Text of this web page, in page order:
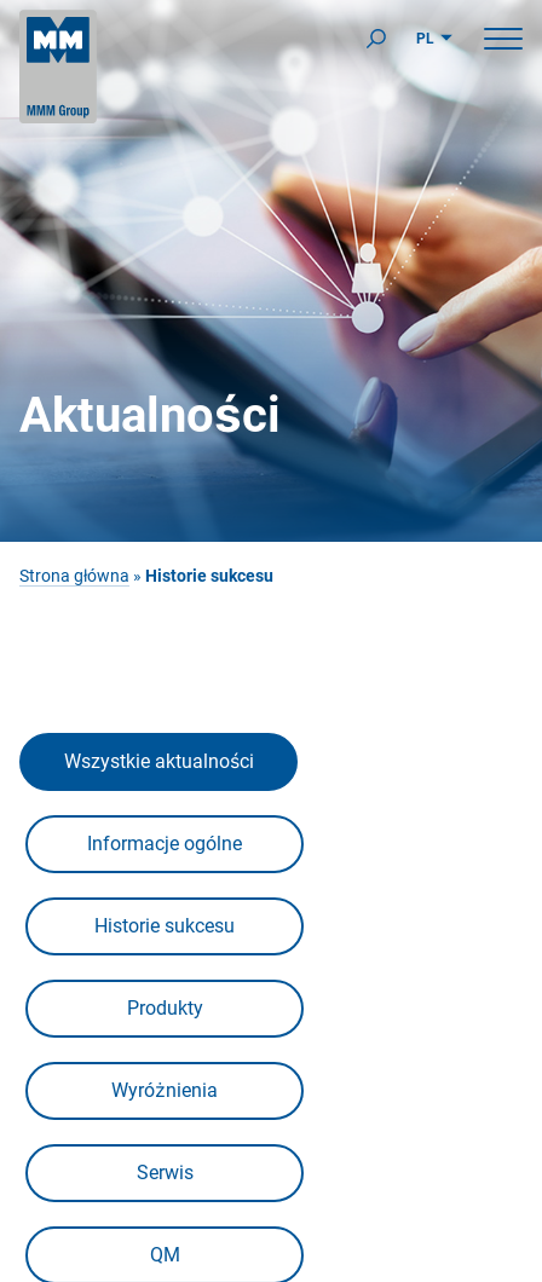
PL
Aktualności
Strona główna » Historie sukcesu
Wszystkie aktualności
Informacje ogólne
Historie sukcesu
Produkty
Wyróżnienia
Serwis
QM